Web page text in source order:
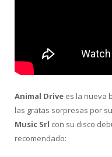
Animal Drive es la nueva
las gratas sorpresas por
Music Srl con su disco
recomendado: